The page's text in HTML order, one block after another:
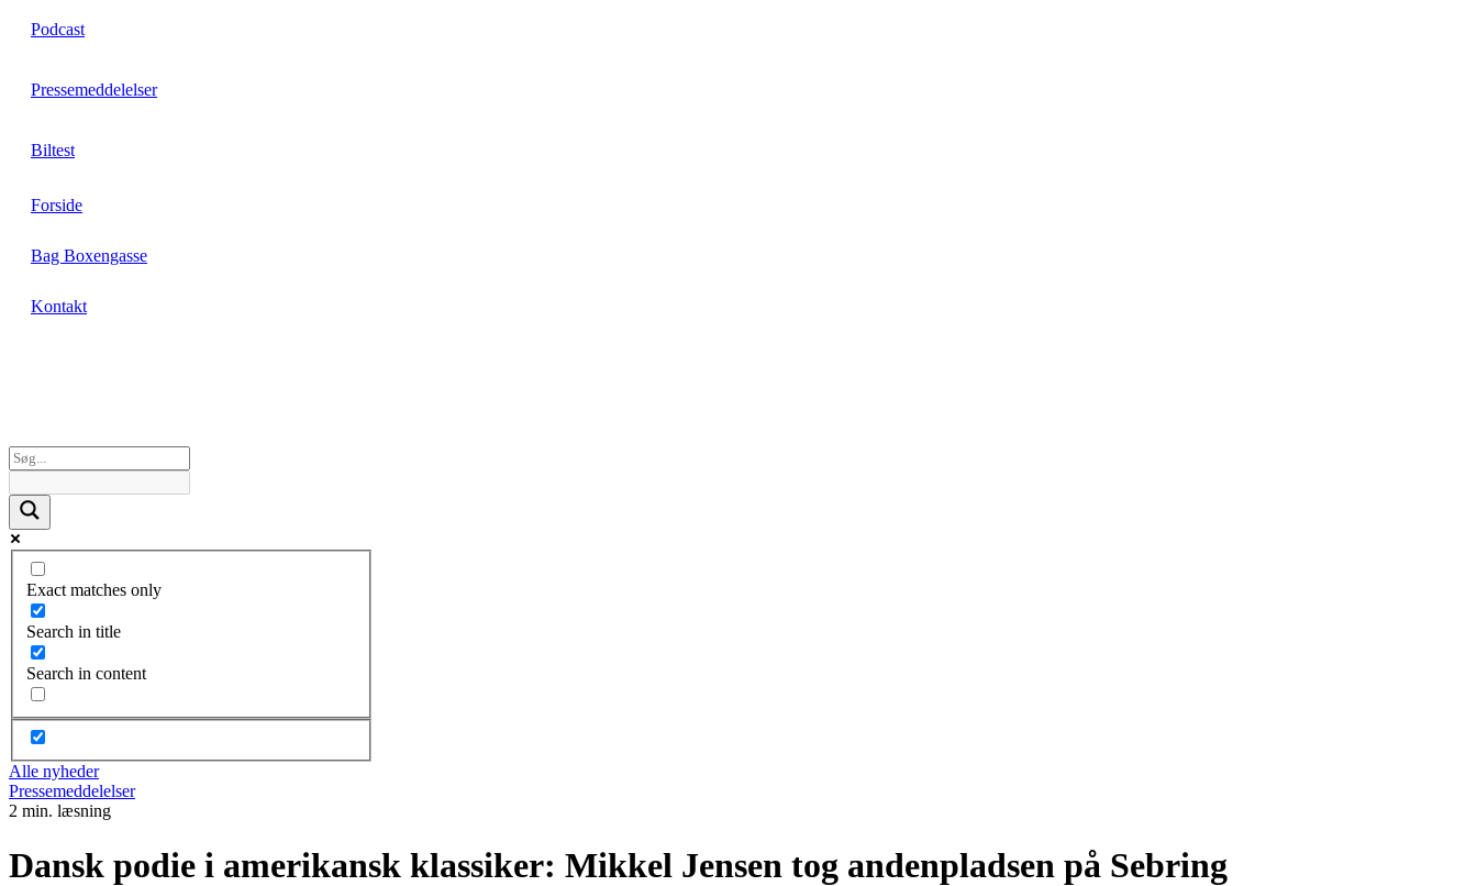
Podcast
Pressemeddelelser
Biltest
Forside
Bag Boxengasse
Kontakt
Exact matches only
Search in title
Search in content
Alle nyheder
Pressemeddelelser
2 min. læsning
Dansk podie i amerikansk klassiker: Mikkel Jensen tog andenpladsen på Sebring